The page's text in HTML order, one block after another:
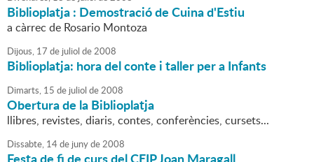
Biblioplatja : Demostració de Cuina d'Estiu
a càrrec de Rosario Montoza
Dijous, 17 de juliol de2008
Biblioplatja: hora del conte i taller per a Infants
Dimarts, 15 de juliol de2008
Obertura de la Biblioplatja
llibres, revistes, diaris, contes, conferències, cursets...
Dissabte, 14de junyde2008